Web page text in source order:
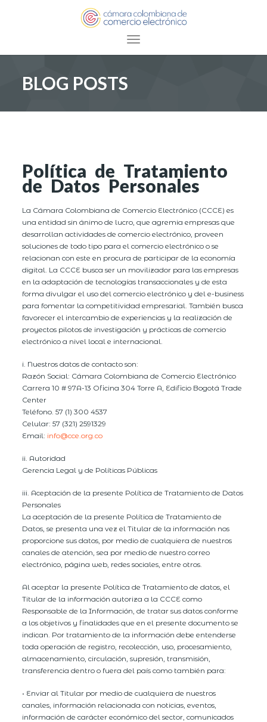
Toggle navigation
BLOG POSTS
Política de Tratamiento
de Datos Personales
La Cámara Colombiana de Comercio Electrónico (CCCE) es
una entidad sin ánimo de lucro, que agremia empresas que
desarrollan actividades de comercio electrónico, proveen
soluciones de todo tipo para el comercio electrónico o se
relacionan con este en procura de participar de la economía
digital. La CCCE busca ser un movilizador para las empresas
en la adaptación de tecnologías transaccionales y de esta
forma divulgar el uso del comercio electrónico y del e-business
para fomentar la competitividad empresarial. También busca
favorecer el intercambio de experiencias y la realización de
proyectos pilotos de investigación y prácticas de comercio
electrónico a nivel local e internacional.
i. Nuestros datos de contacto son:
Razón Social: Cámara Colombiana de Comercio Electrónico
Carrera 10 # 97A-13 Oficina 304 Torre A, Edificio Bogotá Trade
Center
Teléfono. 57 (1) 300 4537
Celular: 57 (321) 2591329
Email: info@cce.org.co
ii. Autoridad
Gerencia Legal y de Políticas Públicas
iii. Aceptación de la presente Política de Tratamiento de Datos
Personales
La aceptación de la presente Política de Tratamiento de
Datos, se presenta una vez el Titular de la información nos
proporcione sus datos, por medio de cualquiera de nuestros
canales de atención, sea por medio de nuestro correo
electrónico, página web, redes sociales, entre otros.
Al aceptar la presente Política de Tratamiento de datos, el
Titular de la información autoriza a la CCCE como
Responsable de la Información, de tratar sus datos conforme
a los objetivos y finalidades que en el presente documento se
indican. Por tratamiento de la información debe entenderse
toda operación de registro, recolección, uso, procesamiento,
almacenamiento, circulación, supresión, transmisión,
transferencia dentro o fuera del país como también para:
• Enviar al Titular por medio de cualquiera de nuestros
canales, información relacionada con noticias, eventos,
información de carácter económico del sector, comunicados